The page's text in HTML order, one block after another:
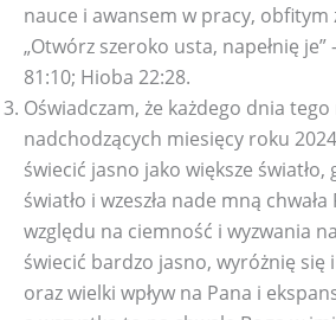
nauce i awansem w pracy,
„Otwórz szeroko usta, napełnię je”
81:10; Hioba 22:28.
Oświadczam, że każdego dnia
nadchodzących miesięcy roku
świecić jasno jako większe światło,
światło i wzeszła nade mną
względu na ciemność i wyzwania
świecić bardzo jasno, wyróżnię się
oraz wielki wpływ na Pana i